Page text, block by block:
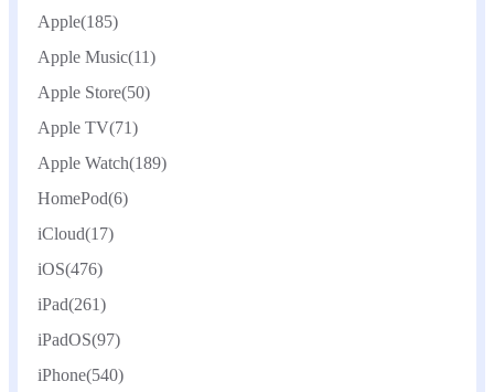
Apple(185)
Apple Music(11)
Apple Store(50)
Apple TV(71)
Apple Watch(189)
HomePod(6)
iCloud(17)
iOS(476)
iPad(261)
iPadOS(97)
iPhone(540)